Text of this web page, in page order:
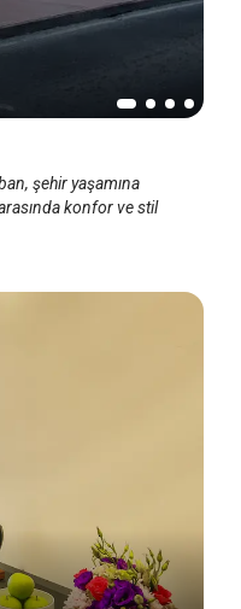
şehir yaşamına
konfor ve stil